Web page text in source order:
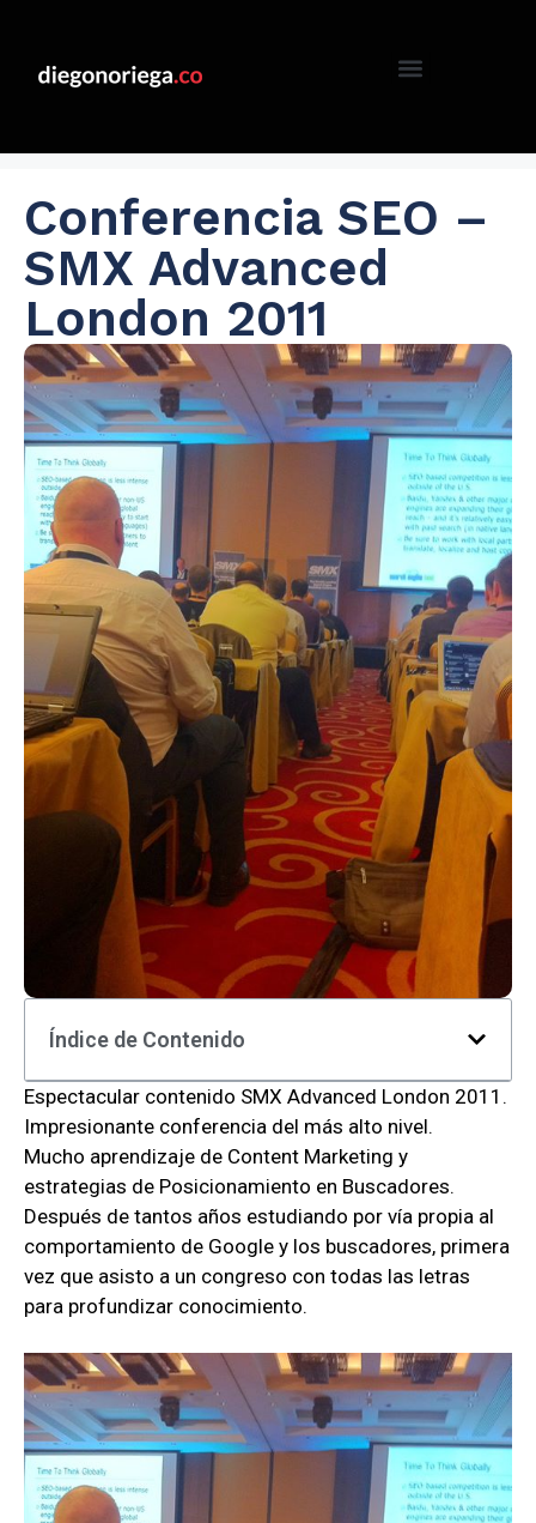
Conferencia SEO –
SMX Advanced
London 2011
Índice de Contenido
Espectacular contenido SMX Advanced London 2011.
Impresionante conferencia del más alto nivel.
Mucho aprendizaje de Content Marketing y
estrategias de Posicionamiento en Buscadores.
Después de tantos años estudiando por vía propia al
comportamiento de Google y los buscadores, primera
vez que asisto a un congreso con todas las letras
para profundizar conocimiento.